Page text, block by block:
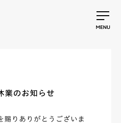
業のお知らせ
賜りありがとうございま